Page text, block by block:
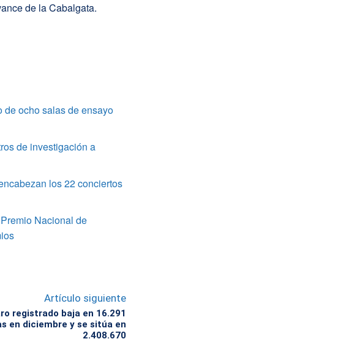
de la Cabalgata.
de ocho salas de ensayo
de investigación a
los 22 conciertos
Nacional de
Artículo siguiente
registrado baja en 16.291
en diciembre y se sitúa en
2.408.670